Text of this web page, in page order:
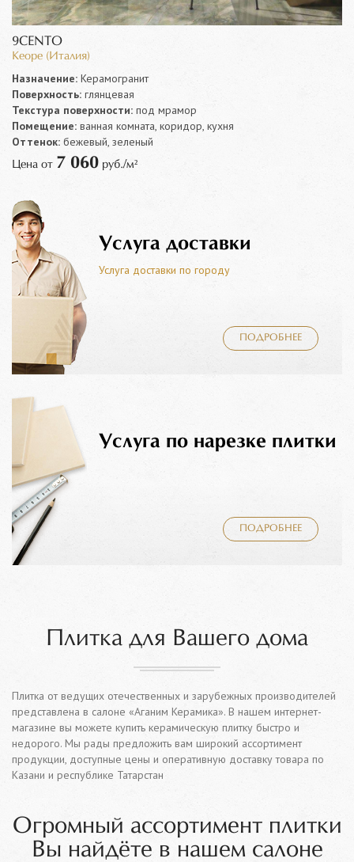
9CENTO
Keope (Италия)
Назначение: Керамогранит
Поверхность: глянцевая
Текстура поверхности: под мрамор
Помещение: ванная комната, коридор, кухня
Оттенок: бежевый, зеленый
Цена от 7 060 руб./м²
Услуга доставки
Услуга доставки по городу
ПОДРОБНЕЕ
Услуга по нарезке плитки
ПОДРОБНЕЕ
Плитка для Вашего дома
Плитка от ведущих отечественных и зарубежных производителей
представлена в салоне «Аганим Керамика». В нашем интернет-
магазине вы можете купить керамическую плитку быстро и
недорого. Мы рады предложить вам широкий ассортимент
продукции, доступные цены и оперативную доставку товара по
Казани и республике Татарстан
Огромный ассортимент плитки
Вы найдёте в нашем салоне